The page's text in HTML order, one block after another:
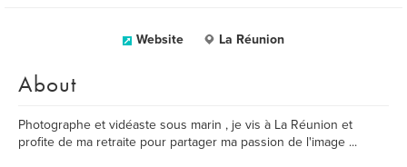
Website La Réunion
About
Photographe et vidéaste sous marin , je vis à La Réunion et
profite de ma retraite pour partager ma passion de l'image ...